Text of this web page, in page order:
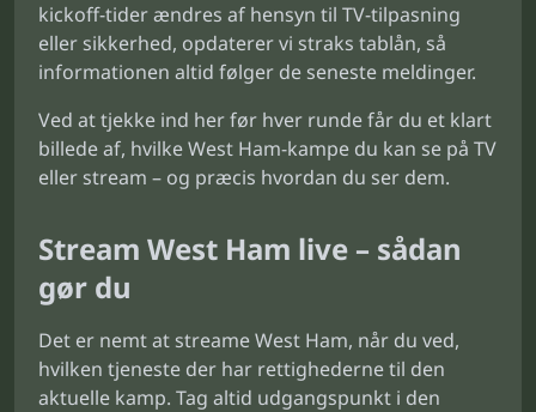
kickoff-tider ændres af hensyn til TV-tilpasning
eller sikkerhed, opdaterer vi straks tablån, så
informationen altid følger de seneste meldinger.
Ved at tjekke ind her før hver runde får du et klart
billede af, hvilke West Ham-kampe du kan se på TV
eller stream – og præcis hvordan du ser dem.
Stream West Ham live – sådan
gør du
Det er nemt at streame West Ham, når du ved,
hvilken tjeneste der har rettighederne til den
aktuelle kamp. Tag altid udgangspunkt i den